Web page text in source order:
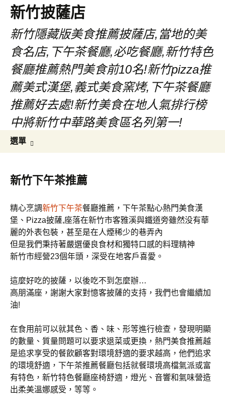
新竹披薩店
新竹隱藏版美食推薦披薩店,當地的美
食名店,下午茶餐廳,必吃餐廳,新竹特色
餐廳推薦熱門美食前10名!新竹pizza推
薦美式漢堡,義式美食窯烤,下午茶餐廳
推薦好去處!新竹美食在地人氣排行榜
中將新竹中華路美食區名列第一!
選單
內
新竹下午茶推薦
精心烹調新竹下午茶餐廳推薦，下午茶點心熱門美食漢
堡、Pizza披薩,座落在新竹市客雅溪與鐵道旁雖然没有華
麗的外表包裝，甚至是在人煙稀少的巷弄內
但是我們秉持著嚴選優良食材和獨特口感的料理精神
新竹市經營23個年頭，深受在地客戶喜愛。
這麼好吃的披薩，以後吃不到怎麼辦…
高朋滿座，謝謝大家對憶客披薩的支持，我們也會繼續加
油!
在食用前可以就其色、香、味、形等進行檢查，發現明顯
的數量、質量問題可以要求退菜或更換，熱門美食推薦越
是追求享受的餐飲顧客對環境舒適的要求越高，他們追求
的環境舒適，下午茶推薦餐廳包括就餐環境高檔氣派或富
有特色，新竹特色餐廳座椅舒適，燈光、音響和氣味營造
出柔美溫娜感受，等等。